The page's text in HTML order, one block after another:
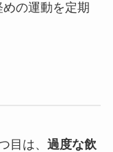
の運動を定期
目は、 過度な飲